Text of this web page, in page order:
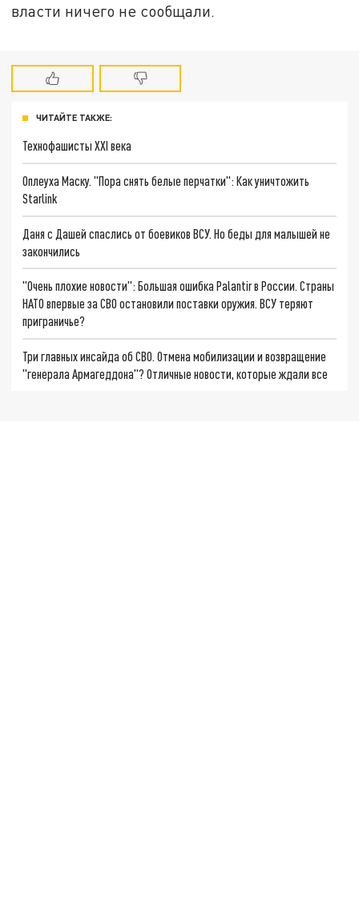
власти ничего не сообщали.
ЧИТАЙТЕ ТАКЖЕ:
Технофашисты XXI века
Оплеуха Маску. "Пора снять белые перчатки": Как уничтожить
Starlink
Даня с Дашей спаслись от боевиков ВСУ. Но беды для малышей не
закончились
"Очень плохие новости": Большая ошибка Palantir в России. Страны
НАТО впервые за СВО остановили поставки оружия. ВСУ теряют
приграничье?
Три главных инсайда об СВО. Отмена мобилизации и возвращение
"генерала Армагеддона"? Отличные новости, которые ждали все